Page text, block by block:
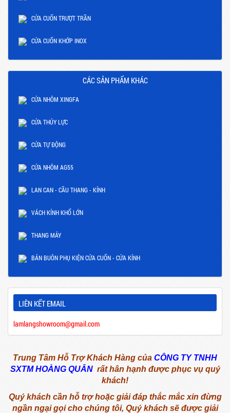
CỬA CUỐN TRƯỢT TRẦN
CỬA CUỐN KHỚP INOX
CÁC SẢN PHẨM KHÁC
CỬA NHÔM XINGFA
CỬA THỦY LỰC
CỬA TỰ ĐỘNG
CỬA NHÔM AG55
LAN CAN - CẦU THANG - KÍNH
VÁCH KÍNH KHỔ LỚN
THANG MÁY
BÁN BUÔN PHỤ KIỆN CỬA CUỐN - CỬA KÍNH
LIÊN KẾT EMAIL
lamlangshowroom@gmail.com
Trung Tâm Hỗ Trợ Khách Hàng của CÔNG TY TNHH
SXTM HOÀNG QUÂN rất hân hạnh được phục vụ quý
khách!
Quý khách cần hỗ trợ hoặc giải đáp thắc mắc xin đừng
ngần ngại gọi cho chúng tôi, Quý khách sẽ được giải